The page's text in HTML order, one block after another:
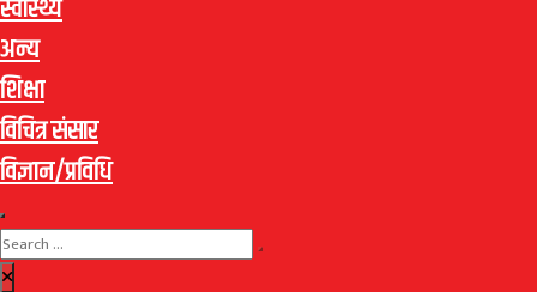
स्वास्थ्य
अन्य
शिक्षा
विचित्र संसार
विज्ञान/प्रविधि